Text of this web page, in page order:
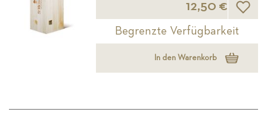
12,50 €
Begrenzte Verfügbarkeit
In den Warenkorb